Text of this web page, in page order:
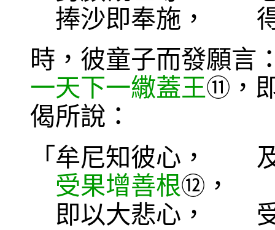
捧沙即奉施， 得
時，彼童子而發願言
一天下一繖蓋王⑪ ，
偈所說：
「牟尼知彼心，
受果增善根⑫ ，
即以大悲心， 受